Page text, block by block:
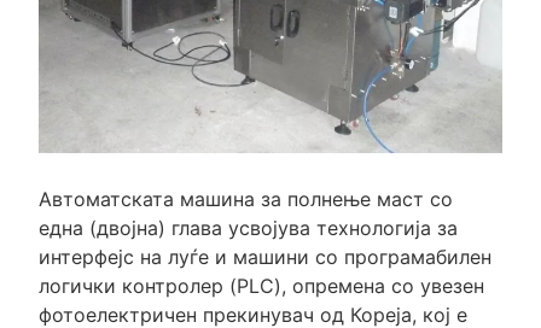
Автоматската машина за полнење маст со
една (двојна) глава усвојува технологија за
интерфејс на луѓе и машини со програмабилен
логички контролер (PLC), опремена со увезен
фотоелектричен прекинувач од Кореја, кој е